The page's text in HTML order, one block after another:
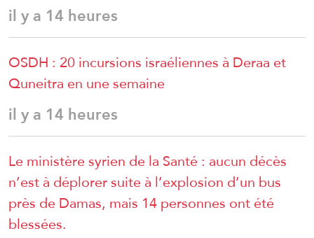
il y a 14 heures
OSDH : 20 incursions israéliennes à Deraa et
Quneitra en une semaine
il y a 14 heures
Le ministère syrien de la Santé : aucun décès
n’est à déplorer suite à l’explosion d’un bus
près de Damas, mais 14 personnes ont été
blessées.